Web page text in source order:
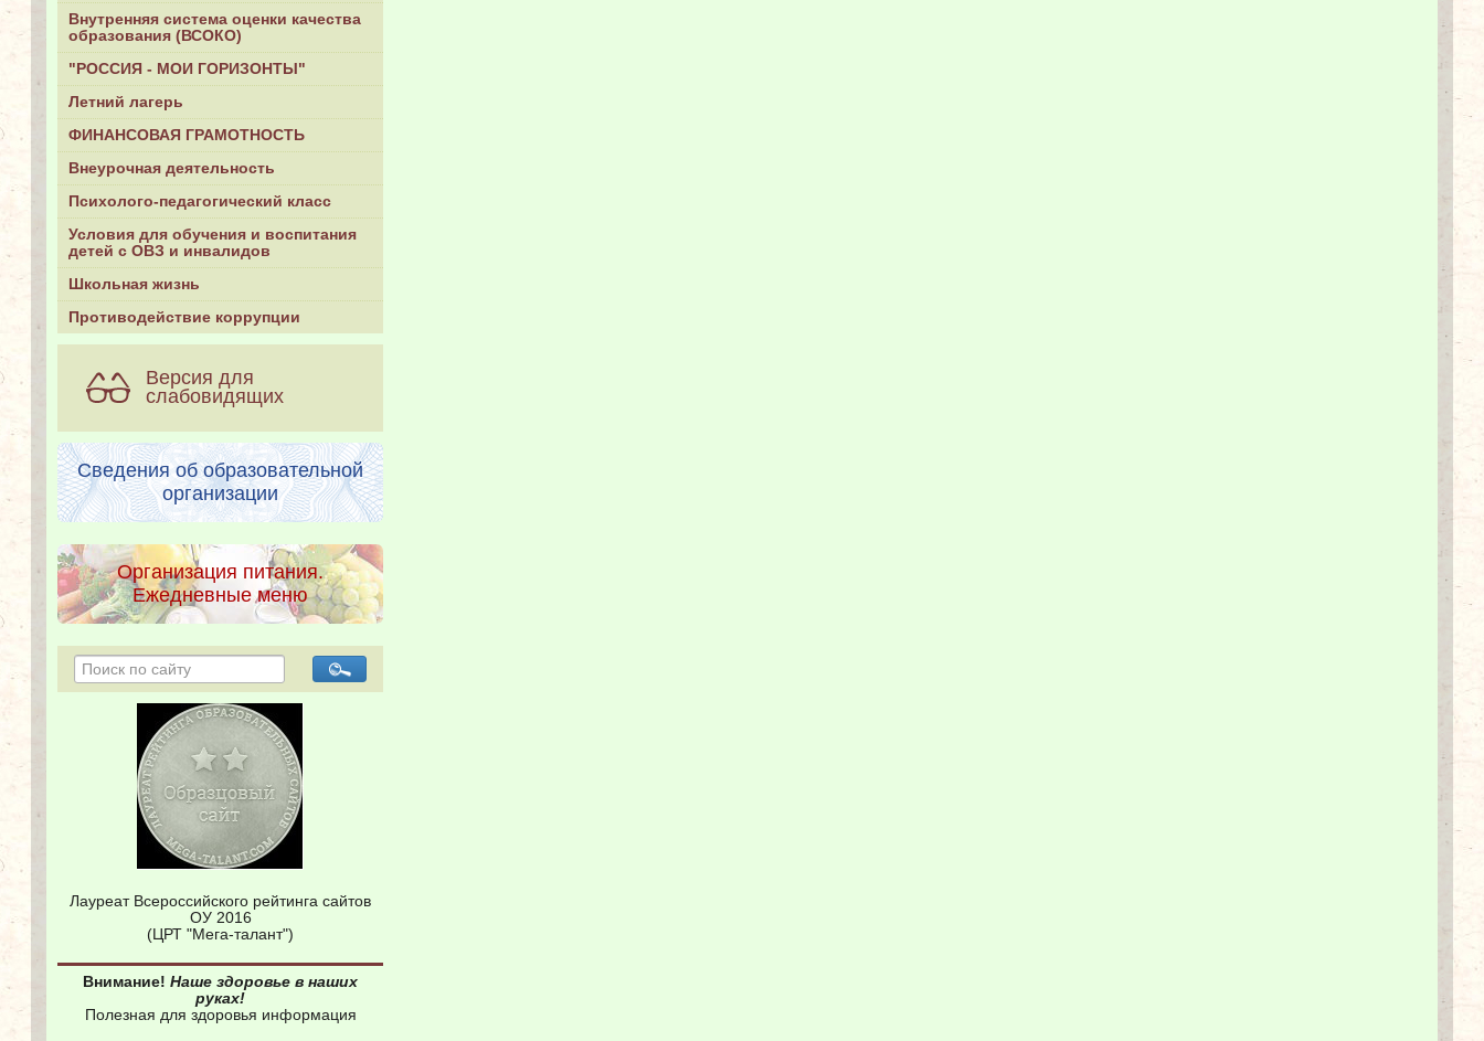
Внутренняя система оценки качества
образования (ВСОКО)
"РОССИЯ - МОИ ГОРИЗОНТЫ"
Летний лагерь
ФИНАНСОВАЯ ГРАМОТНОСТЬ
Внеурочная деятельность
Психолого-педагогический класс
Условия для обучения и воспитания
детей с ОВЗ и инвалидов
Школьная жизнь
Противодействие коррупции
Версия для
слабовидящих
Сведения об образовательной
организации
Организация питания.
Ежедневные меню
Лауреат Всероссийского рейтинга сайтов
ОУ 2016
(ЦРТ "Мега-талант")
Внимание! Наше здоровье в наших
руках!
Полезная для здоровья информация